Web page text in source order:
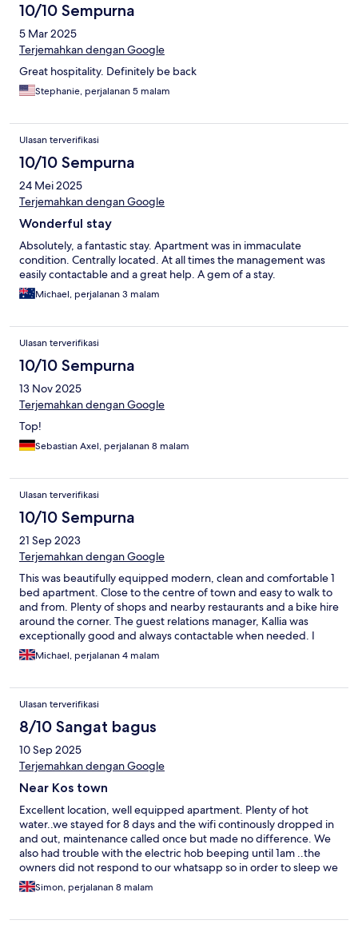
10/10 Sempurna
5 Mar 2025
Terjemahkan dengan Google
Great hospitality. Definitely be back
Stephanie, perjalanan 5 malam
Ulasan terverifikasi
10/10 Sempurna
24 Mei 2025
Terjemahkan dengan Google
Wonderful stay
Absolutely, a fantastic stay. Apartment was in immaculate
condition. Centrally located. At all times the management was
easily contactable and a great help. A gem of a stay.
Michael, perjalanan 3 malam
Ulasan terverifikasi
10/10 Sempurna
13 Nov 2025
Terjemahkan dengan Google
Top!
Sebastian Axel, perjalanan 8 malam
Ulasan terverifikasi
10/10 Sempurna
21 Sep 2023
Terjemahkan dengan Google
This was beautifully equipped modern, clean and comfortable 1
bed apartment. Close to the centre of town and easy to walk to
and from. Plenty of shops and nearby restaurants and a bike hire
around the corner. The guest relations manager, Kallia was
exceptionally good and always contactable when needed. I
thoroughly recommend this accommodation
Michael, perjalanan 4 malam
Ulasan terverifikasi
8/10 Sangat bagus
10 Sep 2025
Terjemahkan dengan Google
Near Kos town
Excellent location, well equipped apartment. Plenty of hot
water..we stayed for 8 days and the wifi continously dropped in
and out, maintenance called once but made no difference. We
also had trouble with the electric hob beeping until 1am ..the
owners did not respond to our whatsapp so in order to sleep we
reset the fuse on the fusebox which sorted it out...
Simon, perjalanan 8 malam